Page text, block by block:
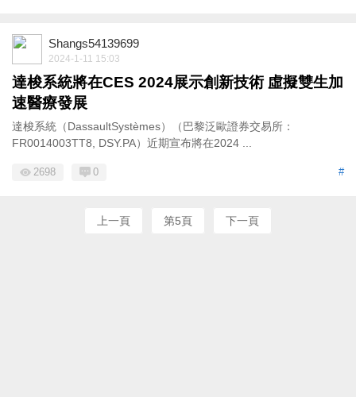
Shangs54139699
2024-1-11 15:03
達梭系統將在CES 2024展示創新技術 虛擬雙生加
速醫療發展
達梭系統（DassaultSystèmes）（巴黎泛歐證券交易所：
FR0014003TT8, DSY.PA）近期宣布將在2024 ...
#
2698 0
上一頁 第5頁 下一頁